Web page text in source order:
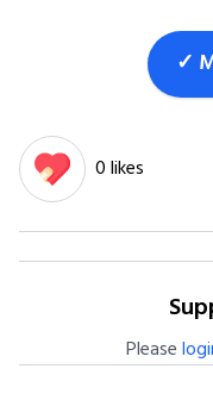
✓
0 likes
Please